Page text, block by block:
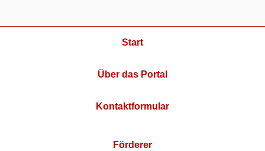
Start
Über das Portal
Kontaktformular
Förderer